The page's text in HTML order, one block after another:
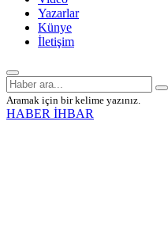
Yazarlar
Künye
İletişim
Aramak için bir kelime yazınız.
HABER İHBAR